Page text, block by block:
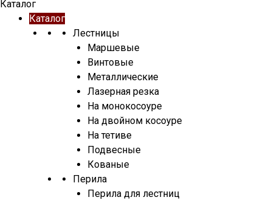
Каталог
Каталог
Лестницы
Маршевые
Винтовые
Металлические
Лазерная резка
На монокосоуре
На двойном косоуре
На тетиве
Подвесные
Кованые
Перила
Перила для лестниц